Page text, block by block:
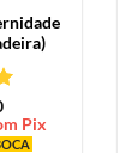
5
Pix